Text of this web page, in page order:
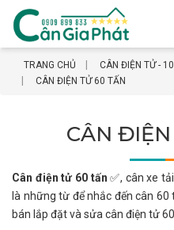
TRANG CHỦ
CÂN ĐIỆN TỬ -
CÂN ĐIỆN TỬ 60 TẤN
CÂN
Cân điện tử 60 tấn ✅, cân xe
là những từ để nhắc đến cân
bán lắp đặt và sửa cân điện tử